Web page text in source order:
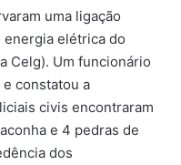
uma ligação
energia elétrica do
Celg). Um funcionário
constatou a
civis encontraram
e 4 pedras de
dos